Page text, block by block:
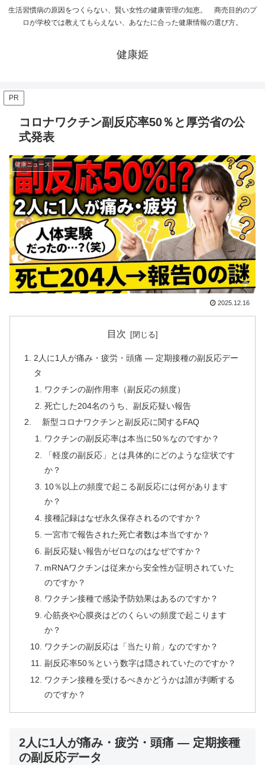
生活習慣病の原因をつくらない、賢い女性の健康管理の知恵。 商売目的のプ
ロが学校では教えてもらえない、あなたに合った健康情報の選び方。
健康姫
PR
コロナワクチン副反応率50％と厚労省の公
式発表
健康ニュース
2025.12.16
目次
2人に1人が痛み・疲労・頭痛 ― 定期接種の副反応デー
タ
ワクチンの副作用率（副反応の頻度）
死亡した204名のうち、副反応疑い報告
新型コロナワクチンと副反応に関するFAQ
ワクチンの副反応率は本当に50％なのですか？
「軽度の副反応」とは具体的にどのような症状です
か？
10％以上の頻度で起こる副反応には何があります
か？
接種記録はなぜ永久保存されるのですか？
一宮市で報告された死亡者数は本当ですか？
副反応疑い報告がゼロなのはなぜですか？
mRNAワクチンは従来から安全性が証明されていた
のですか？
ワクチン接種で感染予防効果はあるのですか？
心筋炎や心膜炎はどのくらいの頻度で起こります
か？
ワクチンの副反応は「当たり前」なのですか？
副反応率50％という数字は隠されていたのですか？
ワクチン接種を受けるべきかどうかは誰が判断する
のですか？
2人に1人が痛み・疲労・頭痛 ― 定期接種
の副反応データ